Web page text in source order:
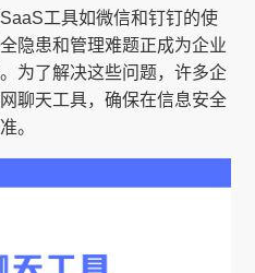
工具如微信和钉钉的使
隐患和管理难题正成为企业
为了解决这些问题，许多企
聊天工具，确保在信息安全
。